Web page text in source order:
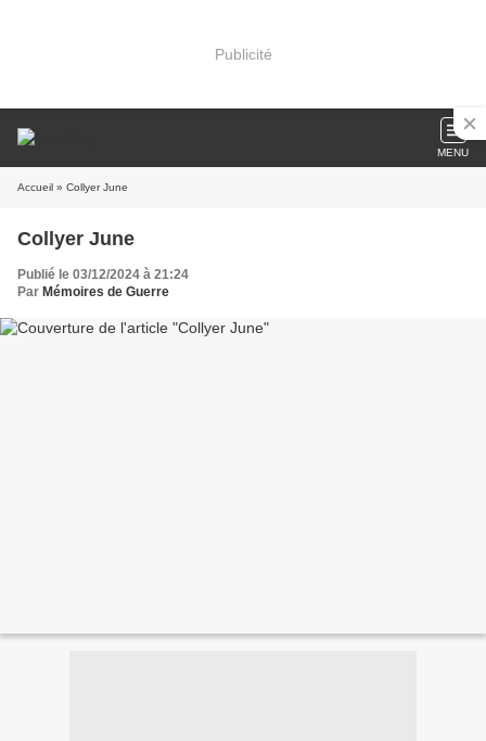
Publicité
MENU
Accueil » Collyer June
Collyer June
Publié le 03/12/2024 à 21:24
Par Mémoires de Guerre